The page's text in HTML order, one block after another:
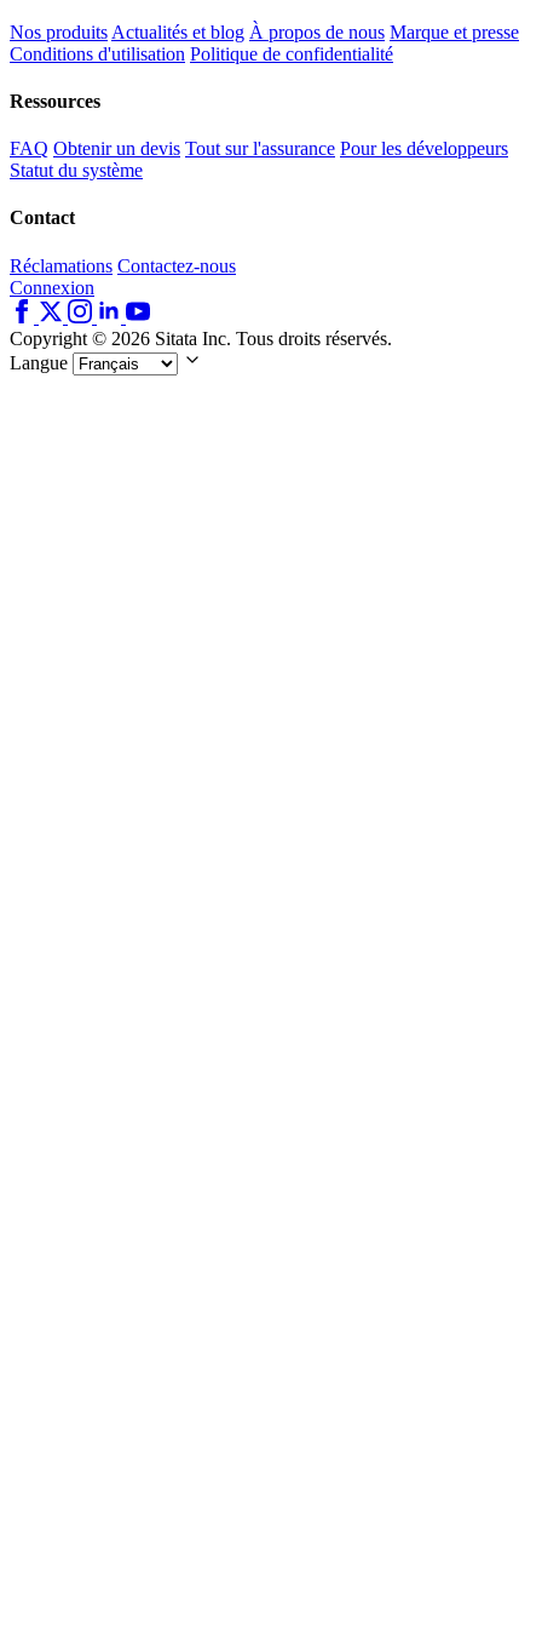
Nos produits Actualités et blog À propos de nous Marque et presse
Conditions d'utilisation Politique de confidentialité
Ressources
FAQ Obtenir un devis Tout sur l'assurance Pour les développeurs
Statut du système
Contact
Réclamations Contactez-nous
Connexion
Copyright © 2026 Sitata Inc. Tous droits réservés.
Langue